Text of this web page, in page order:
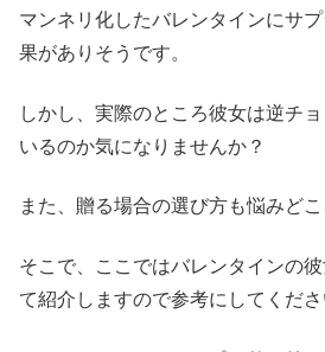
マンネリ化したバレンタインにサ
果がありそうです。
しかし、実際のところ彼女は逆チ
いるのか気になりませんか？
また、贈る場合の選び方も悩みどこ
そこで、ここではバレンタインの
て紹介しますので参考にしてくださ